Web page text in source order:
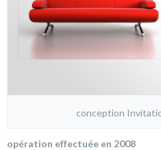
conception
opération effectuée en 2008